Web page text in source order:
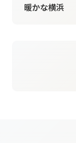
暖かな横浜